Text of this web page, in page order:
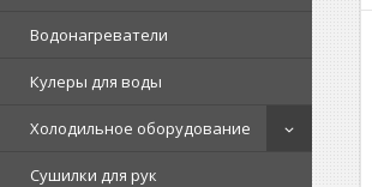
Водонагреватели
Кулеры для воды
Холодильное оборудование
Сушилки для рук